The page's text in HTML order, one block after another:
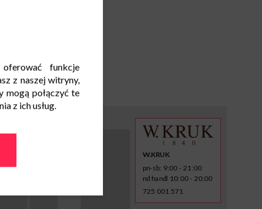
W.KRUK
pn-sb: 9:00 - 21:00
nd handl 10:00 - 20:00
725 001 571
funkcje
z naszej witryny,
mogą połączyć te
z ich usług.